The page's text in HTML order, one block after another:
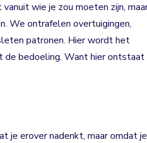
wie je zou moeten zijn,
We ontrafelen overtuigingen,
patronen. Hier wordt het
de bedoeling. Want hier ontstaat
je erover nadenkt, maar omdat